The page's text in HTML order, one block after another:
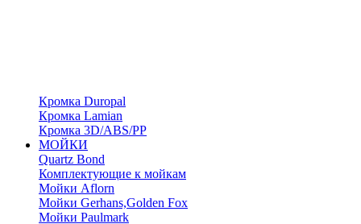
Кромка Duropal
Кромка Lamian
Кромка 3D/ABS/PP
МОЙКИ
Quartz Bond
Комплектующие к мойкам
Мойки Aflorn
Мойки Gerhans,Golden Fox
Мойки Paulmark